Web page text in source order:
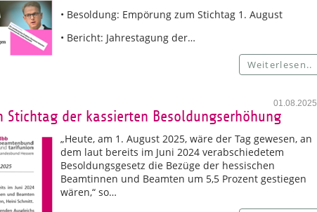
• Besoldung: Empörung zum Stichtag 1. August
• Bericht: Jahrestagung der…
Weiterlesen..
01.08.2025
Stichtag der kassierten Besoldungserhöhung
„Heute, am 1. August 2025, wäre der Tag gewesen, an
dem laut bereits im Juni 2024 verabschiedetem
Besoldungsgesetz die Bezüge der hessischen
Beamtinnen und Beamten um 5,5 Prozent gestiegen
wären,“ so…